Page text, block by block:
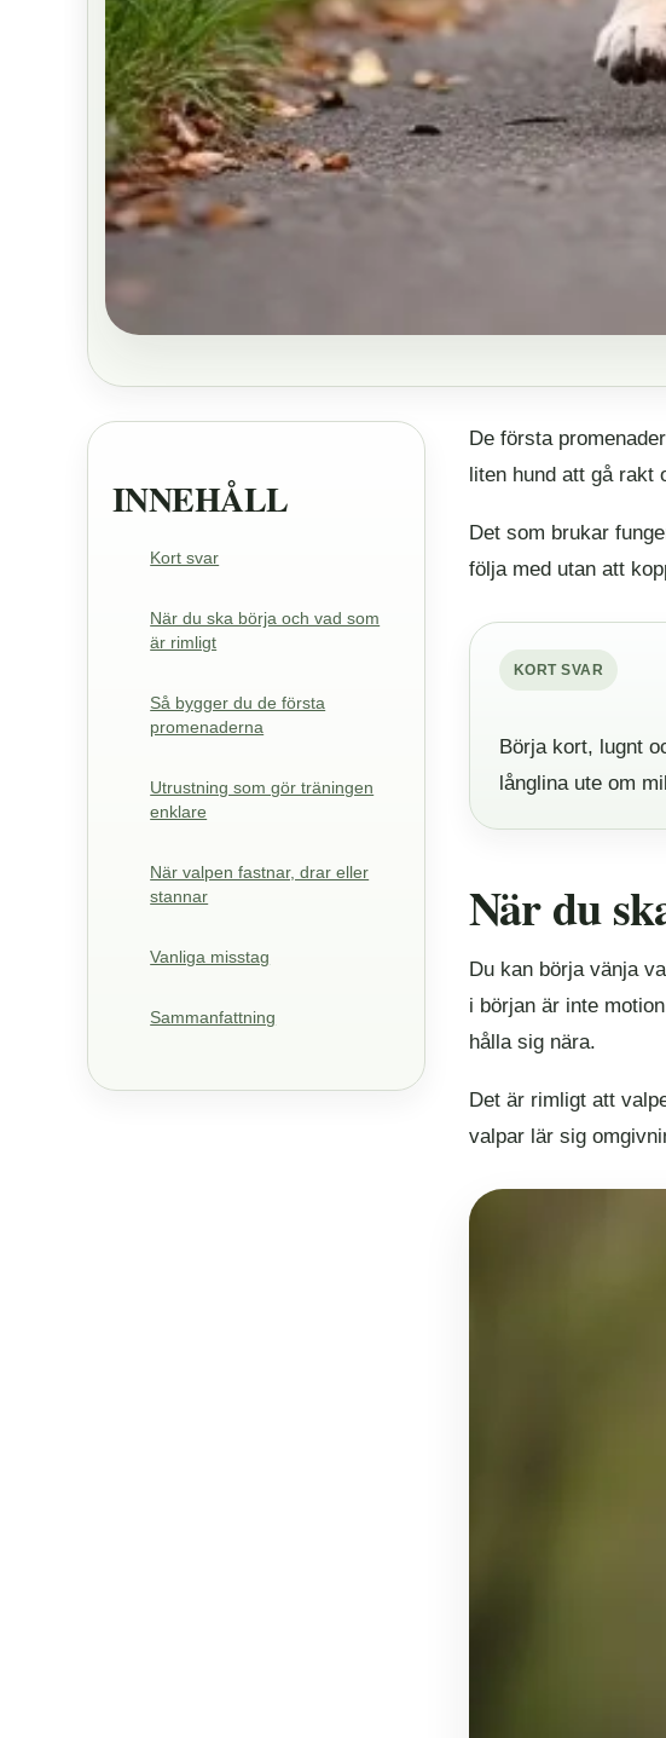
INNEHÅLL
Kort svar
När du ska börja och vad som
är rimligt
Så bygger du de första
promenaderna
Utrustning som gör träningen
enklare
När valpen fastnar, drar eller
stannar
Vanliga misstag
Sammanfattning
De första
liten hund att gå rakt
Det som brukar
följa med utan att
KORT SVAR
Börja kort, lugnt
långlina ute om
När du
Du kan börja vänja
i början är inte
hålla sig nära.
Det är rimligt att
valpar lär sig